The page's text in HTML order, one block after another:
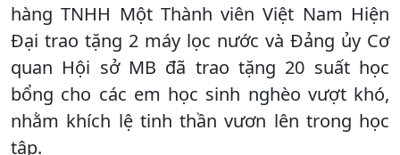
hàng TNHH Một Thành viên Việt Nam Hiện
Đại trao tặng 2 máy lọc nước và Đảng ủy Cơ
quan Hội sở MB đã trao tặng 20 suất học
bổng cho các em học sinh nghèo vượt khó,
nhằm khích lệ tinh thần vươn lên trong học
tập.